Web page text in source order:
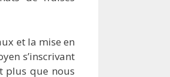
et la mise en
s’inscrivant
plus que nous